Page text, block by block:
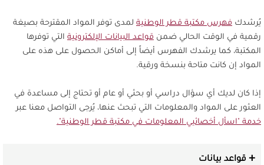
يُرشدك فهرس مكتبة قطر الوطنية لمدى توفر المواد المقترحة بصيغة
رقمية في الوقت الحالي ضمن قواعد البيانات الإلكترونية التي توفرها
المكتبة، كما يرشدك الفهرس أيضاً إلى أماكن الحصول على هذه على
المواد إن كانت متاحة بنسخة ورقية.
إذا كان لديك أي سؤال دراسي أو بحثي أو عام أو تحتاج إلى مساعدة في
العثور على المواد والمعلومات التي تبحث عنها، يُرجى التواصل معنا عبر
خدمة "اسأل أخصائيي المعلومات في مكتبة قطر الوطنية".
قواعد بيانات